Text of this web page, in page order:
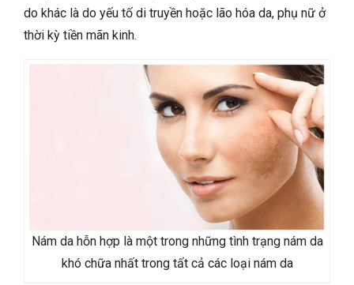
do khác là do yếu tố di truyền hoặc lão hóa da, phụ nữ ở
thời kỳ tiền mãn kinh.
Nám da hỗn hợp là một trong những tình trạng nám da
khó chữa nhất trong tất cả các loại nám da